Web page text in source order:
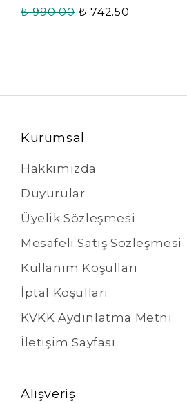
₺ 990.00 ₺ 742.50
Kurumsal
Hakkımızda
Duyurular
Üyelik Sözleşmesi
Mesafeli Satış Sözleşmesi
Kullanım Koşulları
İptal Koşulları
KVKK Aydınlatma Metni
İletişim Sayfası
Alışveriş